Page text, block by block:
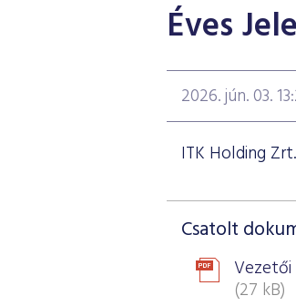
Éves
2026. jún. 03.
ITK Holding
Csatolt
(27 kB)